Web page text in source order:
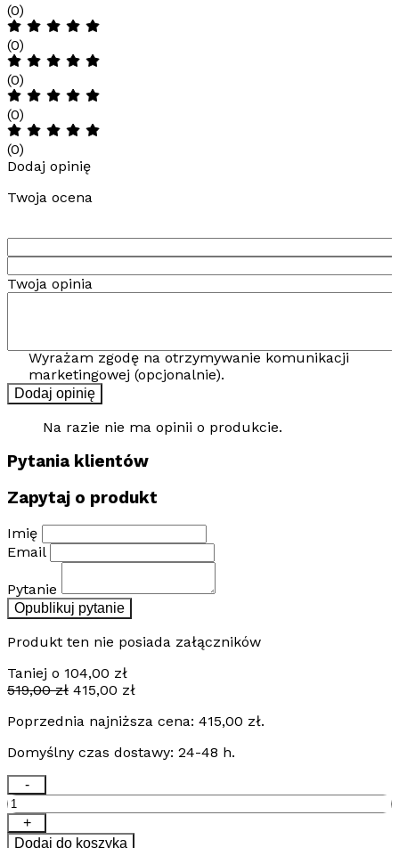
(0)
(0)
(0)
(0)
(0)
Dodaj opinię
Twoja ocena
Twoja opinia
Wyrażam zgodę na otrzymywanie komunikacji
marketingowej (opcjonalnie).
Dodaj opinię
Na razie nie ma opinii o produkcie.
Pytania klientów
Zapytaj o produkt
Imię
Email
Pytanie
Opublikuj pytanie
Produkt ten nie posiada załączników
Taniej o 104,00 zł
519,00zł Pierwotna
wynosiła:
415,00 złAktualna
wynosi:
Poprzednia najniższa cena: 415,00 zł.
Domyślny czas dostawy: 24-48 h.
ilość
Mata
grzewcza
TV
-
+
Dodaj do koszyka